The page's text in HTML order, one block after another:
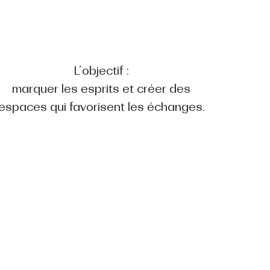
L’objectif :
marquer les esprits et créer des
qui favorisent les échanges.